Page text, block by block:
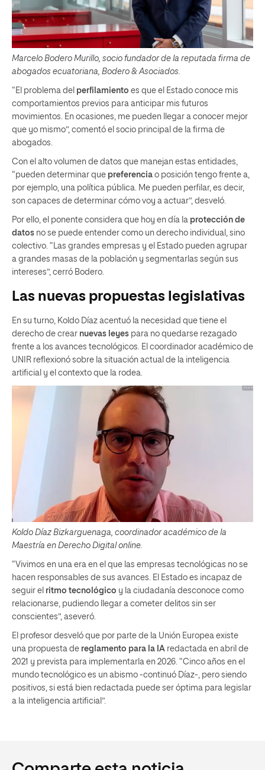
Marcelo Bodero Murillo, socio fundador de la reputada firma de
abogados ecuatoriana, Bodero & Asociados.
“El problema del perfilamiento es que el Estado conoce mis
comportamientos previos para anticipar mis futuros
movimientos. En ocasiones, me pueden llegar a conocer mejor
que yo mismo”, comentó el socio principal de la firma de
abogados.
Con el alto volumen de datos que manejan estas entidades,
“pueden determinar que preferencia o posición tengo frente a,
por ejemplo, una política pública. Me pueden perfilar, es decir,
son capaces de determinar cómo voy a actuar”, desveló.
Por ello, el ponente considera que hoy en día la protección de
datos no se puede entender como un derecho individual, sino
colectivo. “Las grandes empresas y el Estado pueden agrupar
a grandes masas de la población y segmentarlas según sus
intereses”, cerró Bodero.
Las nuevas propuestas legislativas
En su turno, Koldo Díaz acentuó la necesidad que tiene el
derecho de crear nuevas leyes para no quedarse rezagado
frente a los avances tecnológicos. El coordinador académico de
UNIR reflexionó sobre la situación actual de la inteligencia
artificial y el contexto que la rodea.
Koldo Díaz Bizkarguenaga, coordinador académico de la
Maestría en Derecho Digital online.
“Vivimos en una era en el que las empresas tecnológicas no se
hacen responsables de sus avances. El Estado es incapaz de
seguir el ritmo tecnológico y la ciudadanía desconoce como
relacionarse, pudiendo llegar a cometer delitos sin ser
conscientes”, aseveró.
El profesor desveló que por parte de la Unión Europea existe
una propuesta de reglamento para la IA redactada en abril de
2021 y prevista para implementarla en 2026. “Cinco años en el
mundo tecnológico es un abismo -continuó Díaz-, pero siendo
positivos, si está bien redactada puede ser óptima para legislar
a la inteligencia artificial”.